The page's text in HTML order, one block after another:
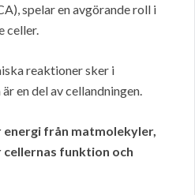
spelar en avgörande roll i
celler.
reaktioner sker i
en del av cellandningen.
energi från matmolekyler,
funktion och